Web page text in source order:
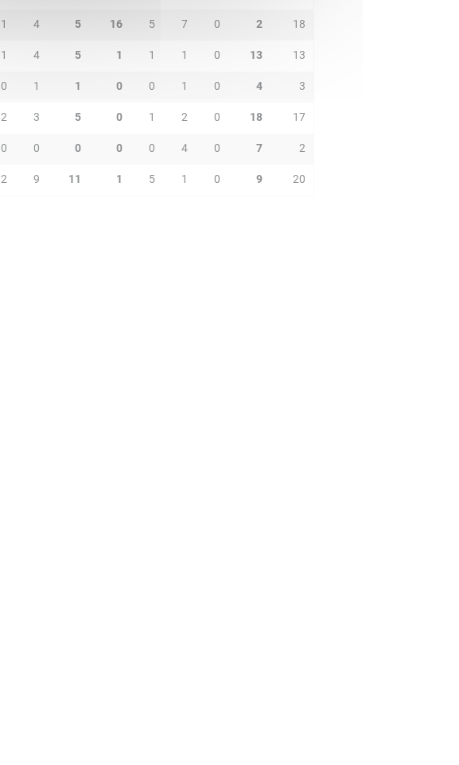
1 4 5 16 5 7 0 2 18
1 4 5 1 1 1 0 13 13
0 1 1 0 0 1 0 4 3
2 3 5 0 1 2 0 18 17
0 0 0 0 0 4 0 7 2
2 9 11 1 5 1 0 9 20